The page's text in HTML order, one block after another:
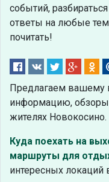
событий,
ответы на любые
почитать!
Предлагаем вашему
информацию, обзоры
жителях Новокосино.
Куда поехать на
маршруты для
интересных локаций